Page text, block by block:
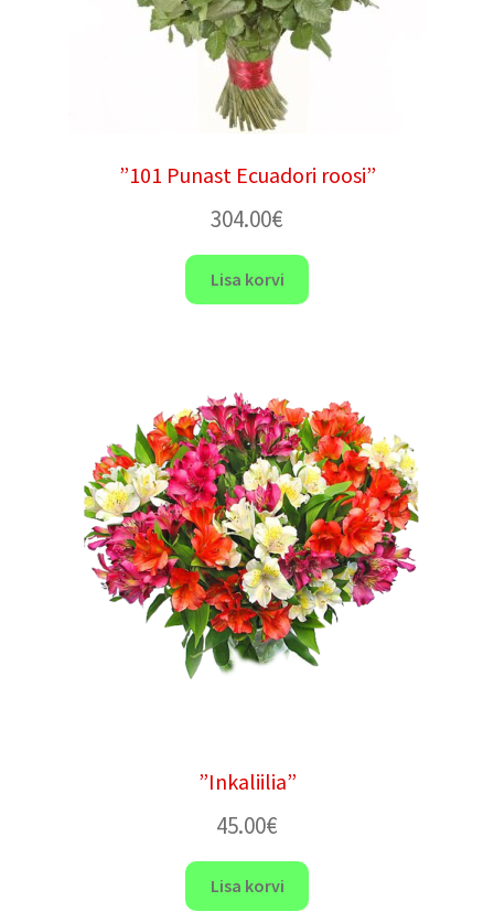
”101 Punast Ecuadori roosi”
304.00€
Lisa korvi
”Inkaliilia”
45.00€
Lisa korvi